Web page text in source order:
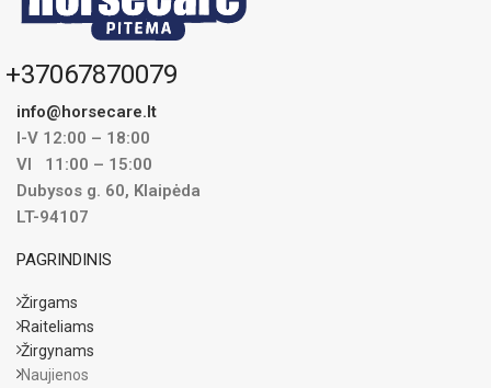
+37067870079
info@horsecare.lt
I-V 12:00 – 18:00
VI 11:00 – 15:00
Dubysos g. 60, Klaipėda
LT-94107
PAGRINDINIS
Žirgams
Raiteliams
Žirgynams
Naujienos